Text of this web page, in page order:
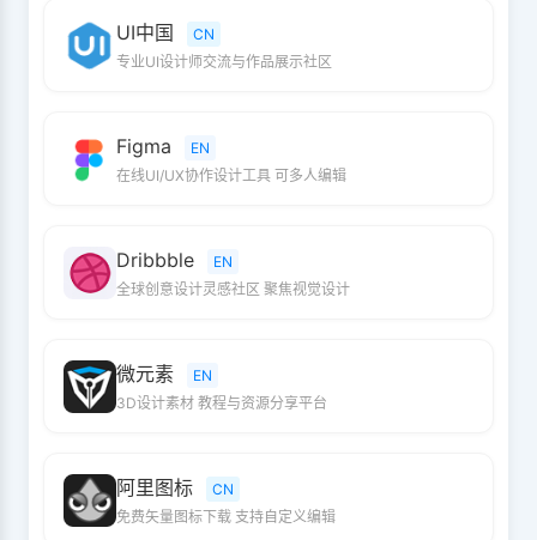
UI中国
CN
专业UI设计师交流与作品展示社区
Figma
EN
在线UI/UX协作设计工具 可多人编辑
Dribbble
EN
全球创意设计灵感社区 聚焦视觉设计
微元素
EN
3D设计素材 教程与资源分享平台
阿里图标
CN
免费矢量图标下载 支持自定义编辑